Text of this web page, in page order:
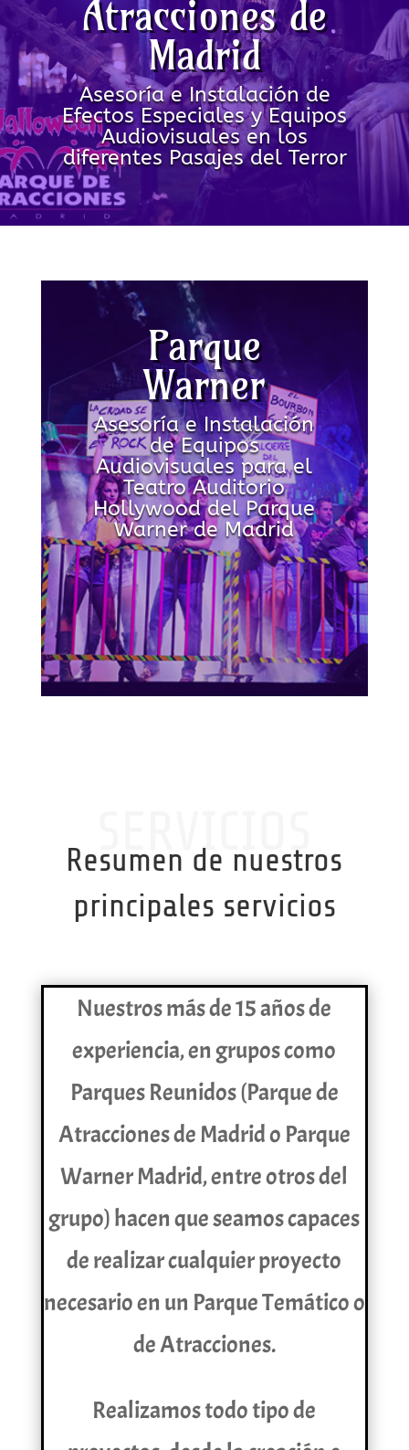
Atracciones de
Madrid
Asesoría e Instalación de
Efectos Especiales y Equipos
Audiovisuales en los
diferentes Pasajes del Terror
Parque
Warner
Asesoría e Instalación
de Equipos
Audiovisuales para el
Teatro Auditorio
Hollywood del Parque
Warner de Madrid
SERVICIOS
Resumen de nuestros
principales servicios
Nuestros más de 15 años de
experiencia, en grupos como
Parques Reunidos (Parque de
Atracciones de Madrid o Parque
Warner Madrid, entre otros del
grupo) hacen que seamos capaces
de realizar cualquier proyecto
necesario en un Parque Temático o
de Atracciones.
Realizamos todo tipo de